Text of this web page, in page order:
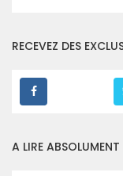
RECEVEZ DES
A LIRE ABSOLUMENT